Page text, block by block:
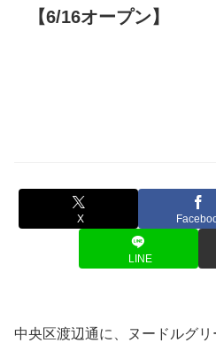
【6/16オープン】
X
LINE
中央区渡辺通に、ヌードルグ